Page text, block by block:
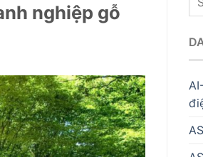
nghiệp gỗ